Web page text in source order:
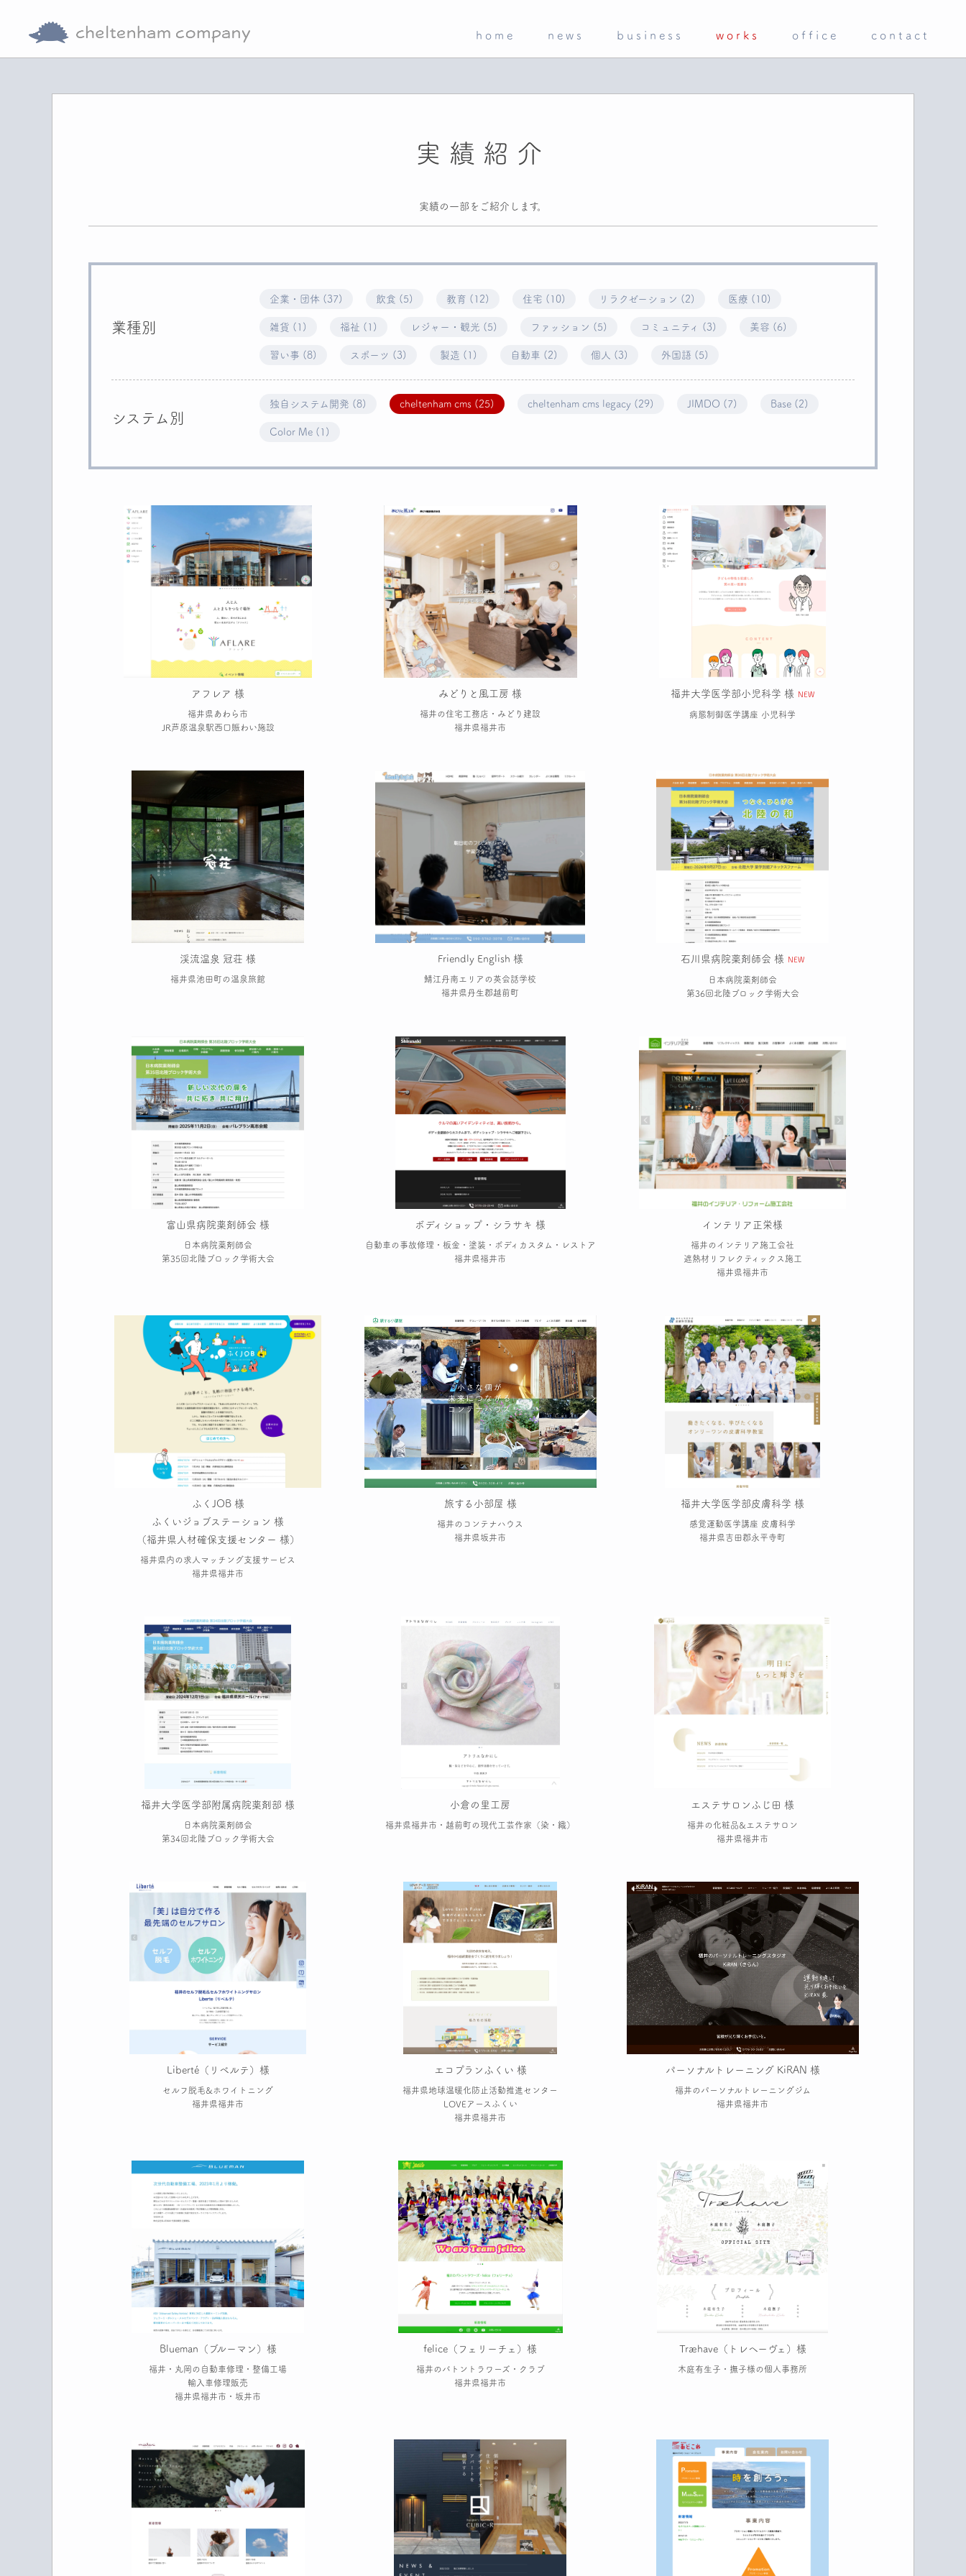
home news business works office contact
実績紹介
実績の一部をご紹介します。
業種別
企業・団体 (37) 飲食 (5) 教育 (12) 住宅 (10) リラクゼーション (2) 医療 (10)
雑貨 (1) 福祉 (1) レジャー・観光 (5) ファッション (5) コミュニティ (3) 美容 (6)
習い事 (8) スポーツ (3) 製造 (1) 自動車 (2) 個人 (3) 外国語 (5)
システム別
独自システム開発 (8) cheltenham cms (25) cheltenham cms legacy (29) JIMDO (7) Base (2)
Color Me (1)
アフレア 様
福井県あわら市
JR芦原温泉駅西口賑わい施設
みどりと風工房 様
福井の住宅工務店・みどり建設
福井県福井市
福井大学医学部小児科学 様 NEW
病態制御医学講座 小児科学
渓流温泉 冠荘 様
福井県池田町の温泉旅館
Friendly English 様
鯖江丹南エリアの英会話学校
福井県丹生郡越前町
石川県病院薬剤師会 様 NEW
日本病院薬剤師会
第36回北陸ブロック学術大会
富山県病院薬剤師会 様
日本病院薬剤師会
第35回北陸ブロック学術大会
ボディショップ・シラサキ 様
自動車の事故修理・板金・塗装・ボディカスタム・レストア
福井県福井市
インテリア正栄様
福井のインテリア施工会社
遮熱材リフレクティックス施工
福井県福井市
ふくJOB 様
ふくいジョブステーション 様
（福井県人材確保支援センター 様）
福井県内の求人マッチング支援サービス
福井県福井市
旅する小部屋 様
福井のコンテナハウス
福井県坂井市
福井大学医学部皮膚科学 様
感覚運動医学講座 皮膚科学
福井県吉田郡永平寺町
福井大学医学部附属病院薬剤部 様
日本病院薬剤師会
第34回北陸ブロック学術大会
小倉の里工房
福井県福井市・越前町の現代工芸作家（染・織）
エステサロンふじ田 様
福井の化粧品&エステサロン
福井県福井市
Liberté（リベルテ）様
セルフ脱毛&ホワイトニング
福井県福井市
エコプランふくい 様
福井県地球温暖化防止活動推進センター
LOVEアースふくい
福井県福井市
パーソナルトレーニング KiRAN 様
福井のパーソナルトレーニングジム
福井県福井市
Blueman（ブルーマン）様
福井・丸岡の自動車修理・整備工場
輸入車修理販売
福井県福井市・坂井市
felice（フェリーチェ）様
福井のバトントラワーズ・クラブ
福井県福井市
Træhave（トレヘーヴェ）様
木庭有生子・撫子様の個人事務所